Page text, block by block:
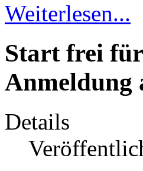
Weiterlesen...
Start frei
Anmeldung
Details